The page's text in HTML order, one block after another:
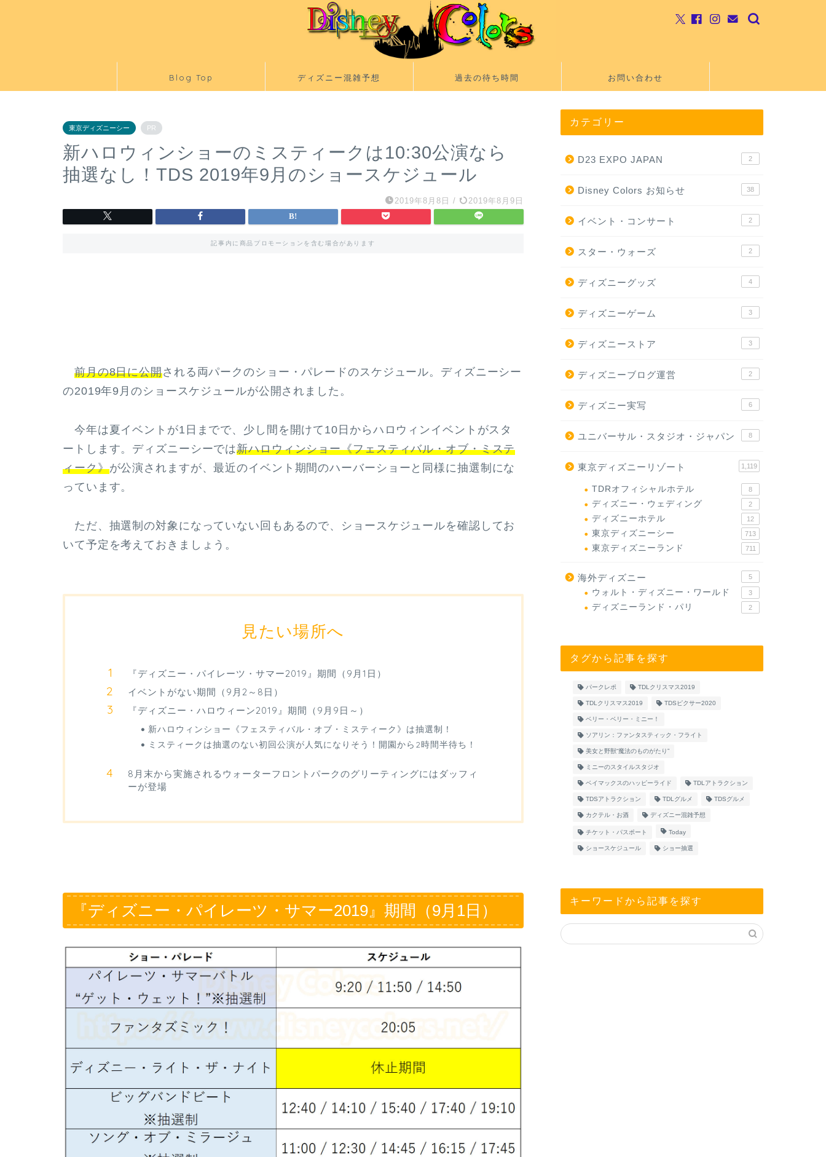
Blog Top ディズニー混雑予想 過去の待ち時間 お問い合わせ
東京ディズニーシー PR
新ハロウィンショーのミスティークは10:30公演なら
抽選なし！TDS 2019年9月のショースケジュール
2019年8月8日 / 2019年8月9日
記事内に商品プロモーションを含む場合があります
前月の8日に公開される両パークのショー・パレードのスケジュール。ディズニーシー
の2019年9月のショースケジュールが公開されました。
今年は夏イベントが1日までで、少し間を開けて10日からハロウィンイベントがスタ
ートします。ディズニーシーでは新ハロウィンショー《フェスティバル・オブ・ミステ
ィーク》が公演されますが、最近のイベント期間のハーバーショーと同様に抽選制にな
っています。
ただ、抽選制の対象になっていない回もあるので、ショースケジュールを確認してお
いて予定を考えておきましょう。
見たい場所へ
『ディズニー・パイレーツ・サマー2019』期間（9月1日）
イベントがない期間（9月2～8日）
『ディズニー・ハロウィーン2019』期間（9月9日～）
新ハロウィンショー《フェスティバル・オブ・ミスティーク》は抽選制！
ミスティークは抽選のない初回公演が人気になりそう！開園から2時間半待ち！
8月末から実施されるウォーターフロントパークのグリーティングにはダッフィ
ーが登場
『ディズニー・パイレーツ・サマー2019』期間（9月1日）
カテゴリー
D23 EXPO JAPAN 2
Disney Colors お知らせ 38
イベント・コンサート 2
スター・ウォーズ 2
ディズニーグッズ 4
ディズニーゲーム 3
ディズニーストア 3
ディズニーブログ運営 2
ディズニー実写 6
ユニバーサル・スタジオ・ジャパン 8
東京ディズニーリゾート 1,119
TDRオフィシャルホテル 8
ディズニー・ウェディング 2
ディズニーホテル 12
東京ディズニーシー 713
東京ディズニーランド 711
海外ディズニー 5
ウォルト・ディズニー・ワールド 3
ディズニーランド・パリ 2
タグから記事を探す
パークレポ TDLクリスマス2019
TDLクリスマス2019 TDSピクサー2020
ベリー・ベリー・ミニー！
ソアリン：ファンタスティック・フライト
美女と野獣“魔法のものがたり”
ミニーのスタイルスタジオ
ベイマックスのハッピーライド TDLアトラクション
TDSアトラクション TDLグルメ TDSグルメ
カクテル・お酒 ディズニー混雑予想
チケット・パスポート Today
ショースケジュール ショー抽選
キーワードから記事を探す